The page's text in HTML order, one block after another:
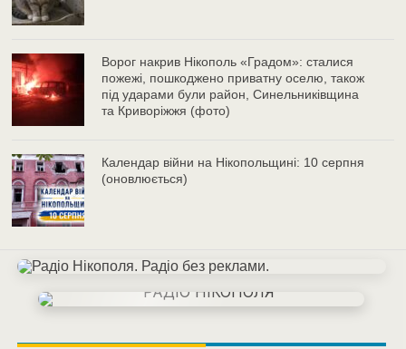
Ворог накрив Нікополь «Градом»: сталися
пожежі, пошкоджено приватну оселю, також
під ударами були район, Синельниківщина
та Криворіжжя (фото)
Календар війни на Нікопольщині: 10 серпня
(оновлюється)